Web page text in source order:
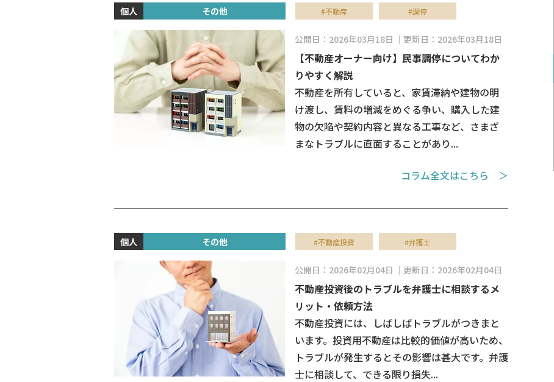
個人 その他 #不動産 #調停
公開日：2026年03月18日 更新日：2026年03月18日
【不動産オーナー向け】民事調停についてわか
りやすく解説
不動産を所有していると、家賃滞納や建物の明
け渡し、賃料の増減をめぐる争い、購入した建
物の欠陥や契約内容と異なる工事など、さまざ
まなトラブルに直面することがあり...
コラム全文はこちら ＞
個人 その他 #不動産投資 #弁護士
公開日：2026年02月04日 更新日：2026年02月04日
不動産投資後のトラブルを弁護士に相談するメ
リット・依頼方法
不動産投資には、しばしばトラブルがつきまと
います。投資用不動産は比較的価値が高いため、
トラブルが発生するとその影響は甚大です。弁護
士に相談して、できる限り損失...